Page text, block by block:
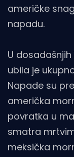
američke
napadu.
U
ubila je
Napade su
američka
povratka u
smatra
meksička